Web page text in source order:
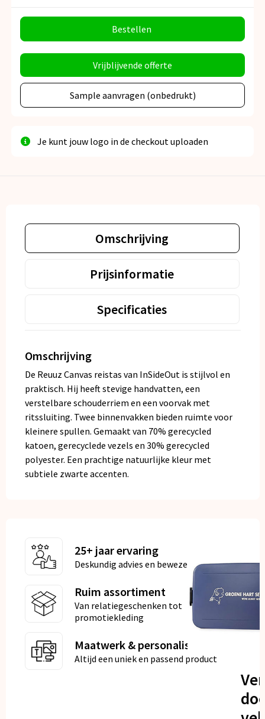
Bestellen
Vrijblijvende offerte
Sample aanvragen (onbedrukt)
Je kunt jouw logo in de checkout uploaden
Omschrijving
Prijsinformatie
Specificaties
Omschrijving
De Reuuz Canvas reistas van InSideOut is stijlvol en
praktisch. Hij heeft stevige handvatten, een
verstelbare schouderriem en een voorvak met
ritssluiting. Twee binnenvakken bieden ruimte voor
kleinere spullen. Gemaakt van 70% gerecycled
katoen, gerecyclede vezels en 30% gerecycled
polyester. Een prachtige natuurlijke kleur met
subtiele zwarte accenten.
25+ jaar ervaring
Deskundig advies en bewezen kwaliteit
Ruim assortiment
Van relatiegeschenken tot
promotiekleding
Maatwerk & personalisatie
Altijd een uniek en passend product